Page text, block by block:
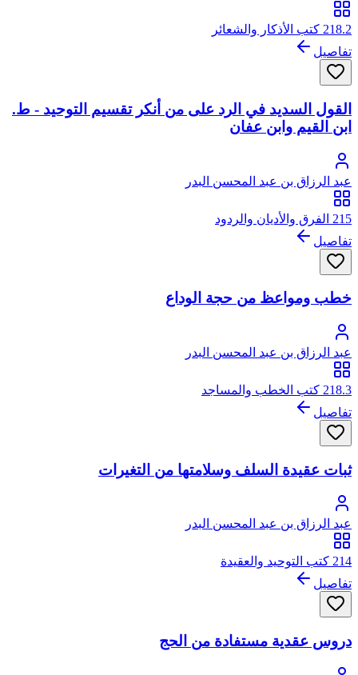
218.2 كتب الأذكار والشعائر
تفاصيل
القول السديد في الرد على من أنكر تقسيم التوحيد - ط.
ابن القيم وابن عفان
عبد الرزاق بن عبد المحسن البدر
215 الفرق والأديان والردود
تفاصيل
خطب ومواعظ من حجة الوداع
عبد الرزاق بن عبد المحسن البدر
218.3 كتب الخطب والمساجد
تفاصيل
ثبات عقيدة السلف وسلامتها من التغيرات
عبد الرزاق بن عبد المحسن البدر
214 كتب التوحيد والعقيدة
تفاصيل
دروس عقدية مستفادة من الحج